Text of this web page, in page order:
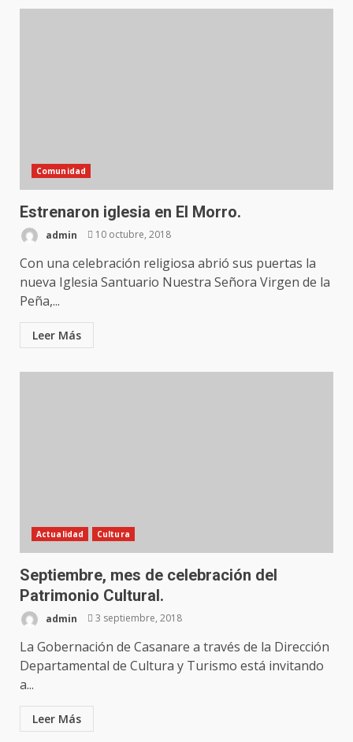
Comunidad
Estrenaron iglesia en El Morro.
admin 10 octubre, 2018
Con una celebración religiosa abrió sus puertas la
nueva Iglesia Santuario Nuestra Señora Virgen de la
Peña,...
Leer Más
Actualidad Cultura
Septiembre, mes de celebración del
Patrimonio Cultural.
admin 3 septiembre, 2018
La Gobernación de Casanare a través de la Dirección
Departamental de Cultura y Turismo está invitando
a...
Leer Más